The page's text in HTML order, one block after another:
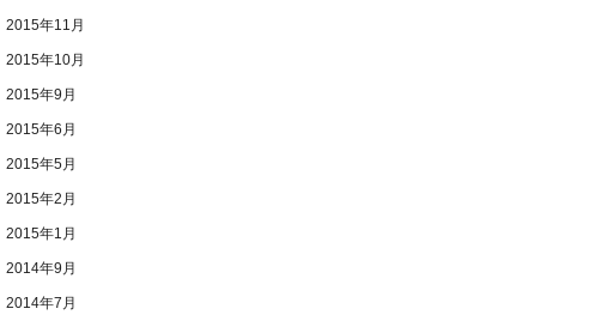
2015年11月
2015年10月
2015年9月
2015年6月
2015年5月
2015年2月
2015年1月
2014年9月
2014年7月